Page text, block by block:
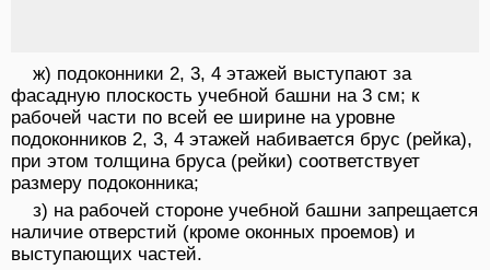
ж) подоконники 2, 3, 4 этажей выступают за
фасадную плоскость учебной башни на 3 см; к
рабочей части по всей ее ширине на уровне
подоконников 2, 3, 4 этажей набивается брус (рейка),
при этом толщина бруса (рейки) соответствует
размеру подоконника;
з) на рабочей стороне учебной башни запрещается
наличие отверстий (кроме оконных проемов) и
выступающих частей.